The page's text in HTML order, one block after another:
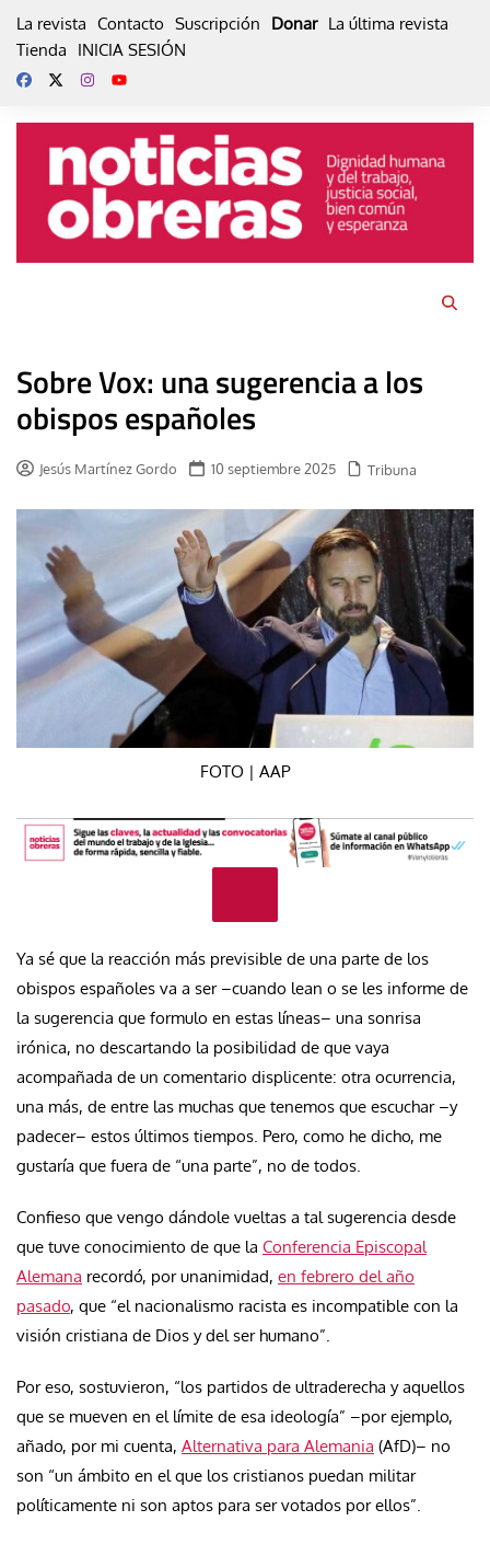
La revista Contacto Suscripción Donar La última revista
Tienda
INICIA SESIÓN
Sobre Vox: una sugerencia a los
obispos españoles
Jesús Martínez Gordo 10 septiembre 2025 Tribuna
FOTO | AAP
Ya sé que la reacción más previsible de una parte de los
obispos españoles va a ser –cuando lean o se les informe de
la sugerencia que formulo en estas líneas– una sonrisa
irónica, no descartando la posibilidad de que vaya
acompañada de un comentario displicente: otra ocurrencia,
una más, de entre las muchas que tenemos que escuchar –y
padecer– estos últimos tiempos. Pero, como he dicho, me
gustaría que fuera de “una parte”, no de todos.
Confieso que vengo dándole vueltas a tal sugerencia desde
que tuve conocimiento de que la Conferencia Episcopal
Alemana recordó, por unanimidad, en febrero del año
pasado, que “el nacionalismo racista es incompatible con la
visión cristiana de Dios y del ser humano”.
Por eso, sostuvieron, “los partidos de ultraderecha y aquellos
que se mueven en el límite de esa ideología” –por ejemplo,
añado, por mi cuenta, Alternativa para Alemania (AfD)– no
son “un ámbito en el que los cristianos puedan militar
políticamente ni son aptos para ser votados por ellos”.